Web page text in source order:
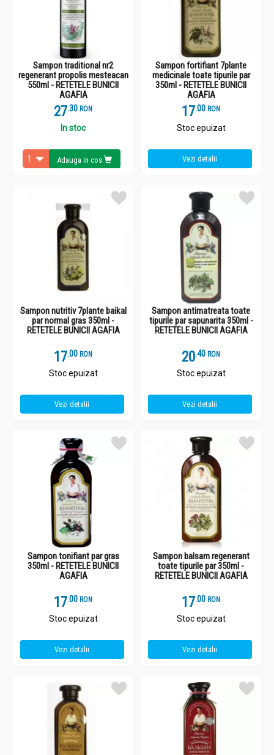
de dinți, creme anti-aging pentru ten, cu ioni de argint, creme care
stimulează regenerarea celulară, creme antiacnee (cu rădăcină
Sampon traditional nr2
regenerant propolis mesteacan
550ml - RETETELE BUNICII
AGAFIA
27.3 RON
In stoc
Adauga in cos
Sampon fortifiant 7plante
medicinale toate tipurile par
350ml - RETETELE BUNICII
AGAFIA
17.0 RON
Stoc epuizat
Vezi detalii
Sampon nutritiv 7plante baikal
par normal gras 350ml -
RETETELE BUNICII AGAFIA
17.0 RON
Stoc epuizat
Vezi detalii
Sampon antimatreata toate
tipurile par sapunarita 350ml -
RETETELE BUNICII AGAFIA
20.4 RON
Stoc epuizat
Vezi detalii
Sampon tonifiant par gras
350ml - RETETELE BUNICII
AGAFIA
17.0 RON
Stoc epuizat
Vezi detalii
Sampon balsam regenerant
toate tipurile par 350ml -
RETETELE BUNICII AGAFIA
17.0 RON
Stoc epuizat
Vezi detalii